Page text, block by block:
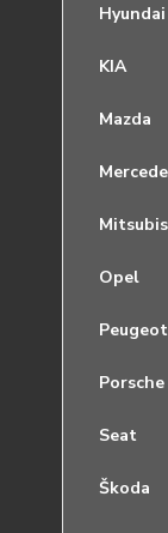
Hyundai
KIA
Mazda
Opel
Peugeot
Porsche
Seat
Škoda